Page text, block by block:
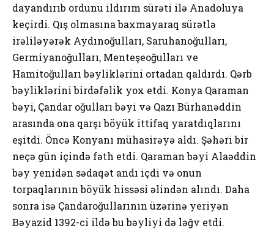
dayandırıb ordunu ildırım sürəti ilə Anadoluya
keçirdi. Qış olmasına baxmayaraq sürətlə
irəliləyərək Aydınoğulları, Saruhanoğulları,
Germiyanoğulları, Menteşeoğulları ve
Hamitoğulları bəyliklərini ortadan qaldırdı. Qərb
bəyliklərini birdəfəlik yox etdi. Konya Qaraman
bəyi, Çandar oğulları bəyi və Qazı Bürhanəddin
arasında ona qarşı böyük ittifaq yaratdıqlarını
eşitdi. Öncə Konyanı mühasirəyə aldı. Şəhəri bir
neçə gün içində fəth etdi. Qaraman bəyi Alaəddin
bəy yenidən sədaqət andı içdi və onun
torpaqlarının böyük hissəsi əlindən alındı. Daha
sonra isə Çandaroğullarının üzərinə yeriyən
Bəyazid 1392-ci ildə bu bəyliyi də ləğv etdi.